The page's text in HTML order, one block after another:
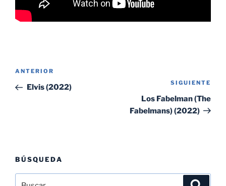
Navegación
entradas
Entrada
anterior:
ANTERIOR
Elvis (2022)
SIGUIENTE
Los Fabelman (The
Fabelmans) (2022)
BÚSQUEDA